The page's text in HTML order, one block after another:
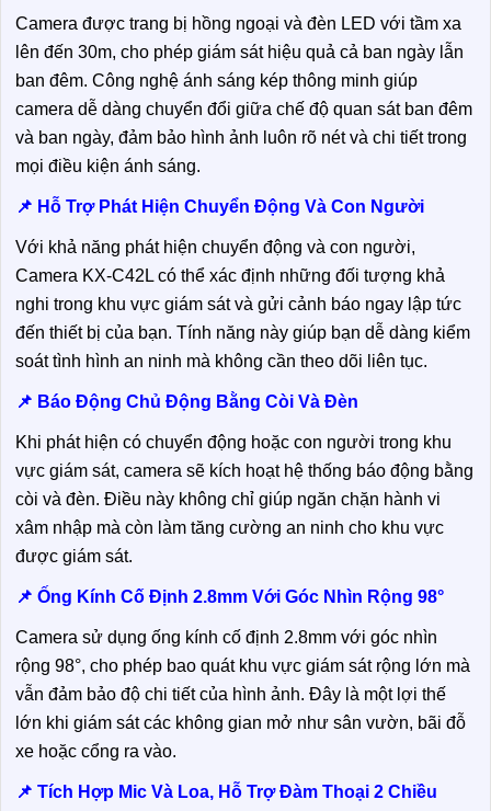
Camera được trang bị hồng ngoại và đèn LED với tầm xa
lên đến 30m, cho phép giám sát hiệu quả cả ban ngày lẫn
ban đêm. Công nghệ ánh sáng kép thông minh giúp
camera dễ dàng chuyển đổi giữa chế độ quan sát ban đêm
và ban ngày, đảm bảo hình ảnh luôn rõ nét và chi tiết trong
mọi điều kiện ánh sáng.
📌 Hỗ Trợ Phát Hiện Chuyển Động Và Con Người
Với khả năng phát hiện chuyển động và con người,
Camera KX-C42L có thể xác định những đối tượng khả
nghi trong khu vực giám sát và gửi cảnh báo ngay lập tức
đến thiết bị của bạn. Tính năng này giúp bạn dễ dàng kiểm
soát tình hình an ninh mà không cần theo dõi liên tục.
📌 Báo Động Chủ Động Bằng Còi Và Đèn
Khi phát hiện có chuyển động hoặc con người trong khu
vực giám sát, camera sẽ kích hoạt hệ thống báo động bằng
còi và đèn. Điều này không chỉ giúp ngăn chặn hành vi
xâm nhập mà còn làm tăng cường an ninh cho khu vực
được giám sát.
📌 Ống Kính Cố Định 2.8mm Với Góc Nhìn Rộng 98°
Camera sử dụng ống kính cố định 2.8mm với góc nhìn
rộng 98°, cho phép bao quát khu vực giám sát rộng lớn mà
vẫn đảm bảo độ chi tiết của hình ảnh. Đây là một lợi thế
lớn khi giám sát các không gian mở như sân vườn, bãi đỗ
xe hoặc cổng ra vào.
📌 Tích Hợp Mic Và Loa, Hỗ Trợ Đàm Thoại 2 Chiều